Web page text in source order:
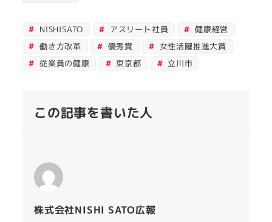
NISHISATO アスリート社員
健康経営
働き方改革
優秀賞
女性活躍推進大賞
従業員の健康
東京都 立川市
この記事を書いた人
株式会社NISHI SATO広報